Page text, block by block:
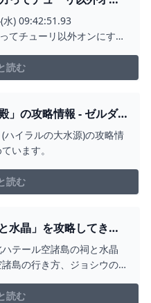
ーズオブザキングダ
てチューリ以外オンにする
タン統一だから微妙
読む
」の攻略情報 - ゼルダ
ングダム 攻略WIKI テ
めWIKI
ハイラルの大水源)の攻略情
います。
読む
水晶」を攻略してきま
っと陽だまる
テール空諸島の祠と水晶
島の行き方、ジョシウの
しています。
読む